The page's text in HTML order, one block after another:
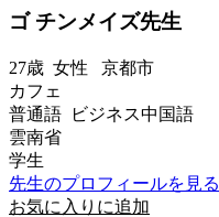
ゴ チンメイズ先生
27歳 女性 京都市
カフェ
普通語 ビジネス中国語
雲南省
学生
先生のプロフィールを見る
お気に入りに追加